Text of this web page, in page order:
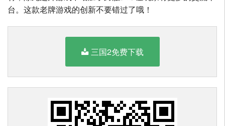
台。这款老牌游戏的创新不要错过了哦！
三国2免费下载